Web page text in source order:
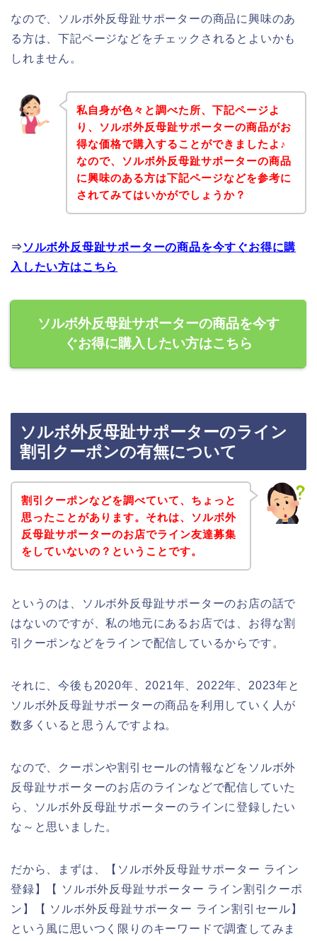
なので、ソルボ外反母趾サポーターの商品に興味のあ
る方は、下記ページなどをチェックされるとよいかも
しれません。
私自身が色々と調べた所、下記ページよ
り、ソルボ外反母趾サポーターの商品がお
得な価格で購入することができましたよ♪
なので、ソルボ外反母趾サポーターの商品
に興味のある方は下記ページなどを参考に
されてみてはいかがでしょうか？
⇒ ソルボ外反母趾サポーターの商品を今すぐお得に購
入したい方はこちら
ソルボ外反母趾サポーターの商品を今す
ぐお得に購入したい方はこちら
ソルボ外反母趾サポーターのライン
割引クーポンの有無について
割引クーポンなどを調べていて、ちょっと
思ったことがあります。それは、ソルボ外
反母趾サポーターのお店でライン友達募集
をしていないの？ということです。
というのは、ソルボ外反母趾サポーターのお店の話で
はないのですが、私の地元にあるお店では、お得な割
引クーポンなどをラインで配信しているからです。
それに、今後も2020年、2021年、2022年、2023年と
ソルボ外反母趾サポーターの商品を利用していく人が
数多くいると思うんですよね。
なので、クーポンや割引セールの情報などをソルボ外
反母趾サポーターのお店のラインなどで配信していた
ら、ソルボ外反母趾サポーターのラインに登録したい
な～と思いました。
だから、まずは、【ソルボ外反母趾サポーター ライン
登録】【 ソルボ外反母趾サポーター ライン割引クーポ
ン】【 ソルボ外反母趾サポーター ライン割引セール】
という風に思いつく限りのキーワードで調査してみま